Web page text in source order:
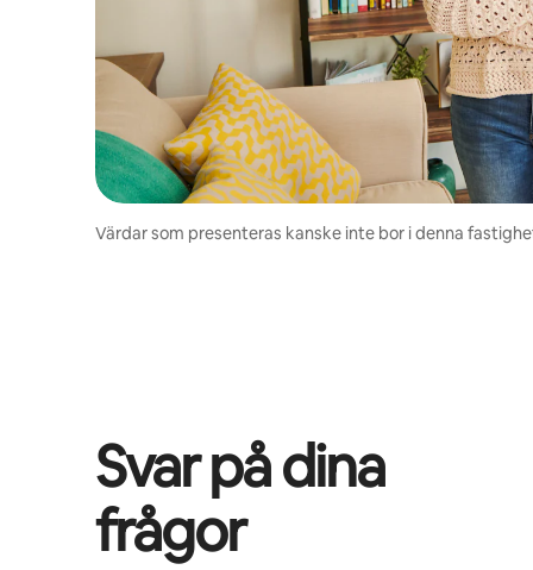
Värdar som presenteras kanske inte bor i denna
Svar på dina
frågor